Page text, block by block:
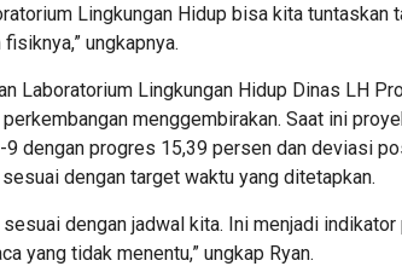
Lingkungan Hidup bisa kita tuntaskan
ungkapnya.
Laboratorium Lingkungan Hidup Dinas LH
menggembirakan. Saat ini
dengan progres 15,39 persen dan deviasi
dengan target waktu yang ditetapkan.
dengan jadwal kita. Ini menjadi
yang tidak menentu,” ungkap Ryan.